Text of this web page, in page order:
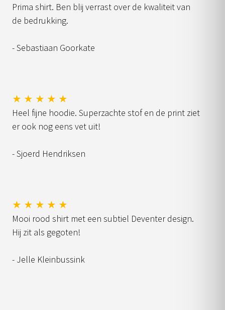
Prima shirt. Ben blij verrast over de kwaliteit van
de bedrukking.
- Sebastiaan Goorkate
★ ★ ★ ★ ★
Heel fijne hoodie. Superzachte stof en de print ziet
er ook nog eens vet uit!
- Sjoerd Hendriksen
★ ★ ★ ★ ★
Mooi rood shirt met een subtiel Deventer design.
Hij zit als gegoten!
- Jelle Kleinbussink